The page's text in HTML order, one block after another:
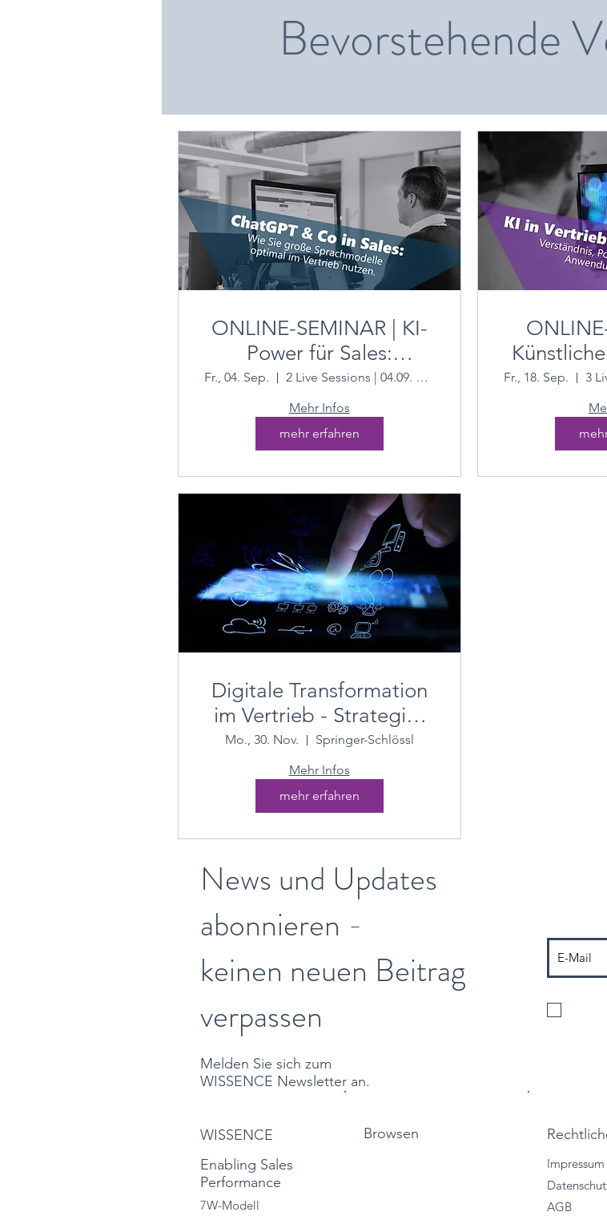
Bevorstehende
ONLINE-SEMINAR | KI-
Power für Sales:
ChatGPT & andere
LLM's im Praxiseinsatz
im Vertrieb
Fr., 04. Sep.
2 Live Sessions | 04.09. & 11.09.26
Mehr Infos
mehr erfahren
Vertrieb
Fr., 18. Sep.
Digitale Transformation
im Vertrieb - Strategie-
Modell
Mo., 30. Nov.
Springer-Schlössl
Mehr Infos
mehr erfahren
WISSENCE
Enabling Sales
Performance
7W-Modell
Browsen
Impressum
AGB
News und Updates
abonnieren -
keinen neuen Beitrag
verpassen
Melden Sie sich zum
WISSENCE Newsletter an.